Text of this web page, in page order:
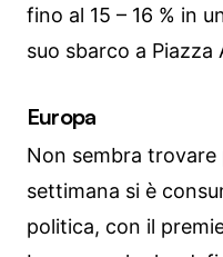
fino al 15 – 16 % in
suo sbarco a Piazza
Europa
Non sembra trovare
settimana si è
politica, con il